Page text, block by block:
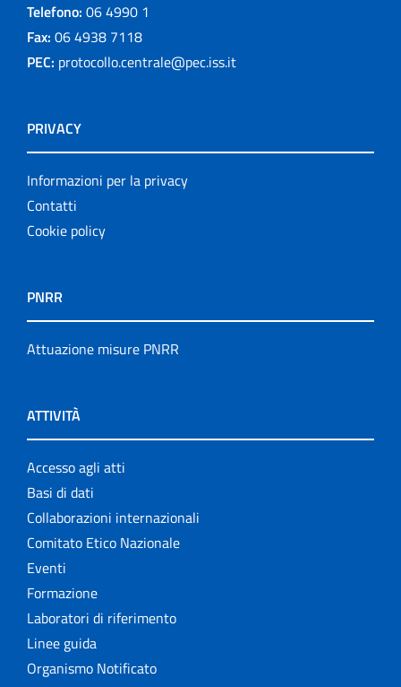
Telefono: 06 4990 1
Fax: 06 4938 7118
PEC: protocollo.centrale@pec.iss.it
PRIVACY
Informazioni per la privacy
Contatti
Cookie policy
PNRR
Attuazione misure PNRR
ATTIVITÀ
Accesso agli atti
Basi di dati
Collaborazioni internazionali
Comitato Etico Nazionale
Eventi
Formazione
Laboratori di riferimento
Linee guida
Organismo Notificato